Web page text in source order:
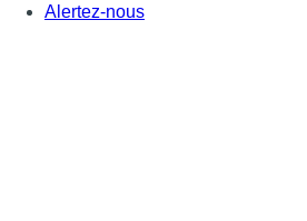
Alertez-nous